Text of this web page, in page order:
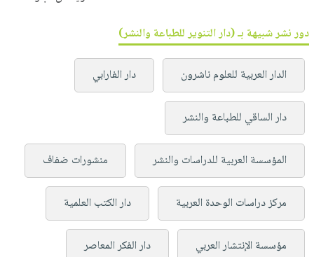
دور نشر شبيهة بـ (دار التنوير للطباعة والنشر)
الدار العربية للعلوم ناشرون دار الفارابي
دار الساقي للطباعة والنشر
المؤسسة العربية للدراسات والنشر منشورات ضفاف
مركز دراسات الوحدة العربية دار الكتب العلمية
مؤسسة الإنتشار العربي دار الفكر المعاصر